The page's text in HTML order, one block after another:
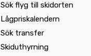
Sök flyg till skidorten
Lågpriskalendern
Sök transfer
Skiduthyrning